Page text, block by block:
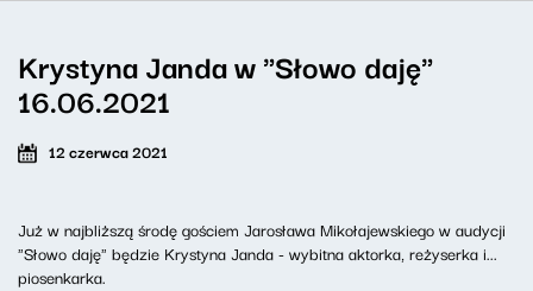
Krystyna Janda w "Słowo daję"
16.06.2021
12 czerwca 2021
Już w najbliższą środę gościem Jarosława Mikołajewskiego w audycji
"Słowo daję" będzie Krystyna Janda - wybitna aktorka, reżyserka i...
piosenkarka.